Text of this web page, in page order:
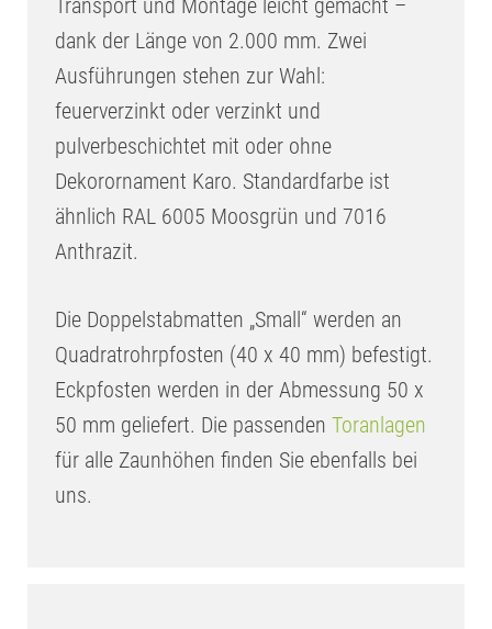
Transport und Montage leicht gemacht –
dank der Länge von 2.000 mm. Zwei
Ausführungen stehen zur Wahl:
feuerverzinkt oder verzinkt und
pulverbeschichtet mit oder ohne
Dekorornament Karo. Standardfarbe ist
ähnlich RAL 6005 Moosgrün und 7016
Anthrazit.
Die Doppelstabmatten „Small“ werden an
Quadratrohrpfosten (40 x 40 mm) befestigt.
Eckpfosten werden in der Abmessung 50 x
50 mm geliefert. Die passenden Toranlagen
für alle Zaunhöhen finden Sie ebenfalls bei
uns.